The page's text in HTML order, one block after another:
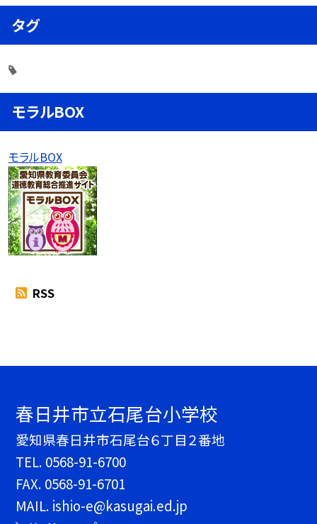
タグ
モラルBOX
モラルBOX
RSS
春日井市立石尾台小学校
愛知県春日井市石尾台６丁目２番地
TEL. 0568-91-6700
FAX. 0568-91-6701
MAIL. ishio-e@kasugai.ed.jp